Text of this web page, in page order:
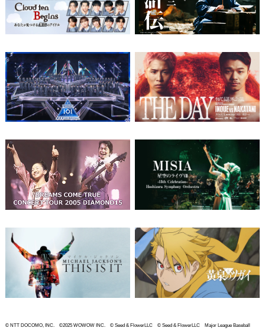
© NTT DOCOMO, INC. ©2025 WOWOW INC. © Seed & FlowerLLC © Seed & FlowerLLC Major League Baseball